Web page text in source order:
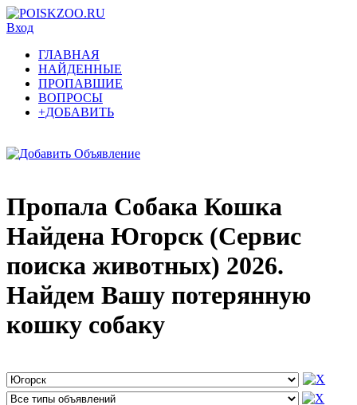
Вход
ГЛАВНАЯ
НАЙДЕННЫЕ
ПРОПАВШИЕ
ВОПРОСЫ
+ДОБАВИТЬ
Пропала Собака Кошка
Найдена Югорск (Сервис
поиска животных) 2026.
Найдем Вашу потерянную
кошку собаку